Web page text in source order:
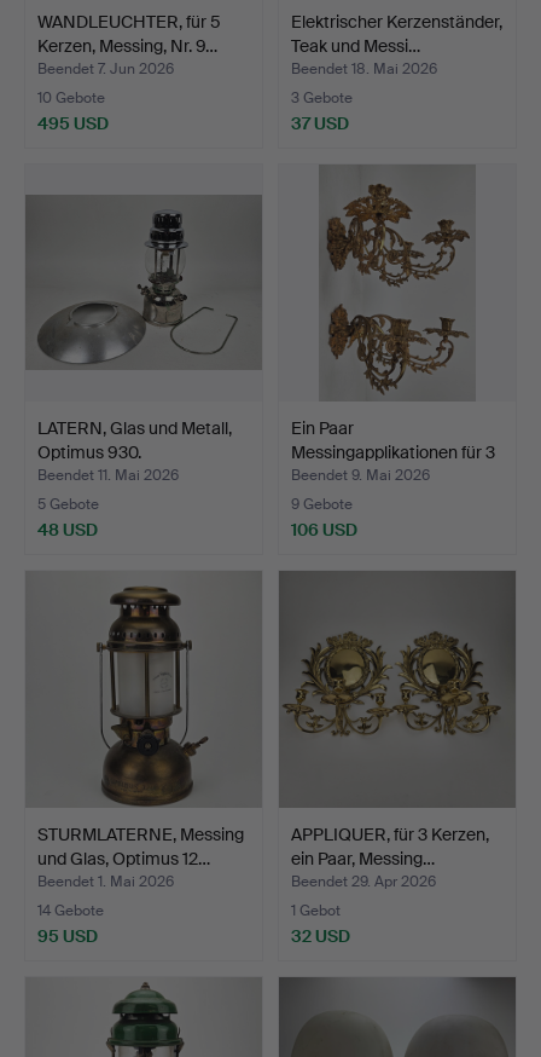
WANDLEUCHTER, für 5
Kerzen, Messing, Nr. 9…
Beendet 7. Jun 2026
10 Gebote
495 USD
Elektrischer Kerzenständer,
Teak und Messi…
Beendet 18. Mai 2026
3 Gebote
37 USD
LATERN, Glas und Metall,
Optimus 930.
Beendet 11. Mai 2026
5 Gebote
48 USD
Ein Paar
Messingapplikationen für 3
Kerzen…
Beendet 9. Mai 2026
9 Gebote
106 USD
STURMLATERNE, Messing
und Glas, Optimus 12…
Beendet 1. Mai 2026
14 Gebote
95 USD
APPLIQUER, für 3 Kerzen,
ein Paar, Messing…
Beendet 29. Apr 2026
1 Gebot
32 USD